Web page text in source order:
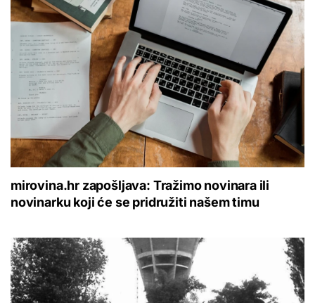
mirovina.hr zapošljava: Tražimo novinara ili
novinarku koji će se pridružiti našem timu